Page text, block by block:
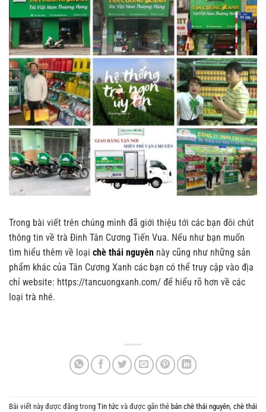
Trong bài viết trên chúng mình đã giới thiệu tới các bạn đôi chút
thông tin về trà Đinh Tân Cương Tiến Vua. Nếu như bạn muốn
tìm hiểu thêm về loại chè thái nguyên này cũng như những sản
phẩm khác của Tân Cương Xanh các bạn có thể truy cập vào địa
chỉ website: https://tancuongxanh.com/ để hiểu rõ hơn về các
loại trà nhé.
Bài viết này được đăng trong Tin tức và được gắn thẻ bán chè thái nguyên, chè thái